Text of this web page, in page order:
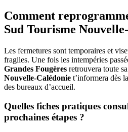
Comment
Sud Tourisme
Les fermetures sont temporaires et
fragiles. Une fois les intempéries
Grandes Fougères retrouvera toute
Nouvelle-Calédonie t’informera dès
des bureaux d’accueil.
Quelles fiches pratiques
prochaines étapes ?